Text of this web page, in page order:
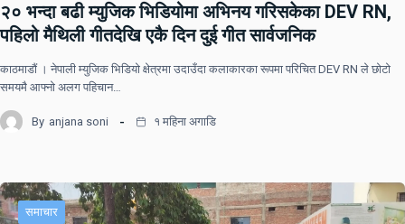
२० भन्दा बढी म्युजिक भिडियोमा अभिनय गरिसकेका DEV RN,
पहिलो मैथिली गीतदेखि एकै दिन दुई गीत सार्वजनिक
काठमाडौं । नेपाली म्युजिक भिडियो क्षेत्रमा उदाउँदा कलाकारका रूपमा परिचित DEV RN ले छोटो
समयमै आफ्नो अलग पहिचान…
By anjana soni १ महिना अगाडि
समाचार